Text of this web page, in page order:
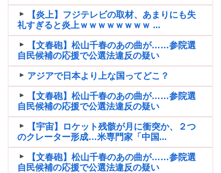
【炎上】フジテレビの取材、あまりにも失
礼すぎると炎上ｗｗｗｗｗｗｗｗ ...
【文春砲】松山千春のあの曲が……参院選
自民候補の応援で公選法違反の疑い
アジアで日本より上な国ってどこ？
【文春砲】松山千春のあの曲が……参院選
自民候補の応援で公選法違反の疑い
【宇宙】ロケット残骸が月に衝突か、２つ
のクレーター形成…米専門家「中国...
【文春砲】松山千春のあの曲が……参院選
自民候補の応援で公選法違反の疑い